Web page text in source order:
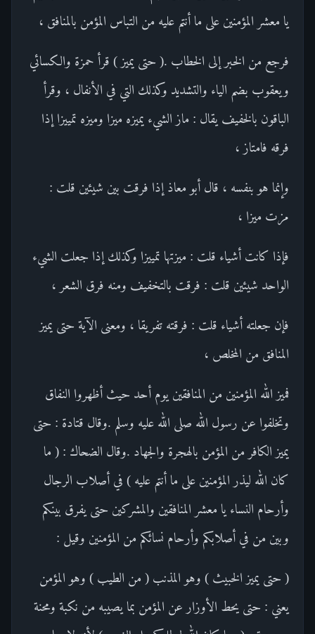
يا معشر المؤمنين على ما أنتم عليه من التباس المؤمن بالمنافق ،
فرجع من الخبر إلى الخطاب .( حتى يميز ) قرأ حمزة والكسائي
ويعقوب بضم الياء والتشديد وكذلك التي في الأنفال ، وقرأ
الباقون بالخفيف يقال : ماز الشيء يميزه ميزا وميزه تمييزا إذا
فرقه فامتاز ،
وإنما هو بنفسه ، قال أبو معاذ إذا فرقت بين شيئين قلت :
مزت ميزا ،
فإذا كانت أشياء قلت : ميزتها تمييزا وكذلك إذا جعلت الشيء
الواحد شيئين قلت : فرقت بالتخفيف ومنه فرق الشعر ،
فإن جعلته أشياء قلت : فرقته تفريقا ، ومعنى الآية حتى يميز
المنافق من المخلص ،
فميز الله المؤمنين من المنافقين يوم أحد حيث أظهروا النفاق
وتخلفوا عن رسول الله صلى الله عليه وسلم .وقال قتادة : حتى
يميز الكافر من المؤمن بالهجرة والجهاد .وقال الضحاك : ( ما
كان الله ليذر المؤمنين على ما أنتم عليه ) في أصلاب الرجال
وأرحام النساء يا معشر المنافقين والمشركين حتى يفرق بينكم
وبين من في أصلابكم وأرحام نسائكم من المؤمنين وقيل :
( حتى يميز الخبيث ) وهو المذنب ( من الطيب ) وهو المؤمن
يعني : حتى يحط الأوزار عن المؤمن بما يصيبه من نكبة ومحنة